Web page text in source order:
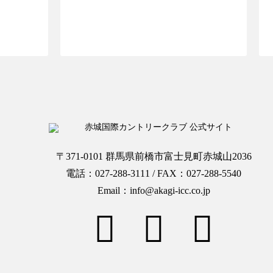
〒371-0101 群馬県前橋市富士見町赤城山2036
電話：027-288-3111 / FAX：027-288-5540
Email：info@akagi-icc.co.jp